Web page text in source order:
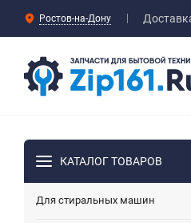
Ростов-на-Дону
КАТАЛОГ ТОВАРОВ
Для стиральных машин